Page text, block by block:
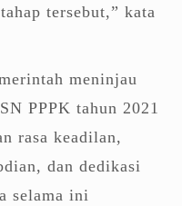
tersebut,” kata
meninjau
PPPK tahun 2021
rasa keadilan,
dan dedikasi
selama ini